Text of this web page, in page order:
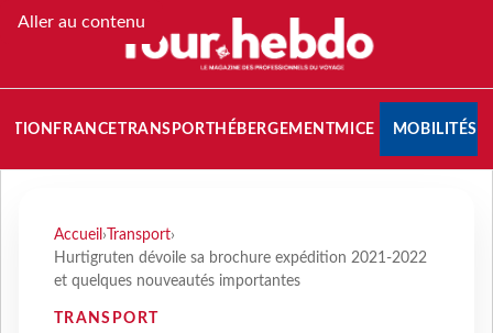
Aller au contenu
FRANCETRANSPORT HÉBERGEMENTMICE MOBILITÉS
Accueil › Transport›
Hurtigruten dévoile sa brochure expédition 2021-2022
et quelques nouveautés importantes
TRANSPORT